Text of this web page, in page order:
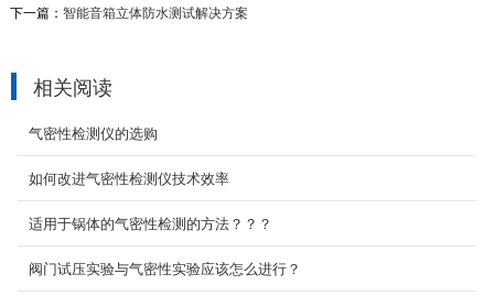
下一篇： ​智能音箱立体防水测试解决方案
相关阅读
气密性检测仪的选购
如何改进气密性检测仪技术效率
适用于锅体的气密性检测的方法？？？
阀门试压实验与气密性实验应该怎么进行？
手表外壳防水测试方案
手表气密性防水测试
2020-09-04